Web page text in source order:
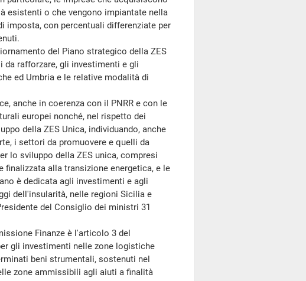
esistenti o che vengono impiantate nella
imposta, con percentuali differenziate per
del Piano strategico della ZES
da rafforzare, gli investimenti e gli
ed Umbria e le relative modalità di
anche in coerenza con il PNRR e con le
europei nonché, nel rispetto dei
della ZES Unica, individuando, anche
i settori da promuovere e quelli da
lo sviluppo della ZES unica, compresi
alla transizione energetica, e le
è dedicata agli investimenti e agli
dell'insularità, nelle regioni Sicilia e
del Consiglio dei ministri 31
Finanze è l'articolo 3 del
gli investimenti nelle zone logistiche
beni strumentali, sostenuti nel
zone ammissibili agli aiuti a finalità